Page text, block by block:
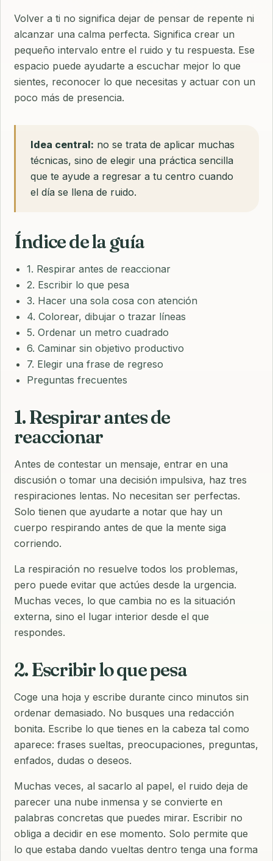
Volver a ti no significa dejar de pensar de repente ni
alcanzar una calma perfecta. Significa crear un
pequeño intervalo entre el ruido y tu respuesta. Ese
espacio puede ayudarte a escuchar mejor lo que
sientes, reconocer lo que necesitas y actuar con un
poco más de presencia.
Idea central: no se trata de aplicar muchas
técnicas, sino de elegir una práctica sencilla
que te ayude a regresar a tu centro cuando
el día se llena de ruido.
Índice de la guía
1. Respirar antes de reaccionar
2. Escribir lo que pesa
3. Hacer una sola cosa con atención
4. Colorear, dibujar o trazar líneas
5. Ordenar un metro cuadrado
6. Caminar sin objetivo productivo
7. Elegir una frase de regreso
Preguntas frecuentes
1. Respirar antes de
reaccionar
Antes de contestar un mensaje, entrar en una
discusión o tomar una decisión impulsiva, haz tres
respiraciones lentas. No necesitan ser perfectas.
Solo tienen que ayudarte a notar que hay un
cuerpo respirando antes de que la mente siga
corriendo.
La respiración no resuelve todos los problemas,
pero puede evitar que actúes desde la urgencia.
Muchas veces, lo que cambia no es la situación
externa, sino el lugar interior desde el que
respondes.
2. Escribir lo que pesa
Coge una hoja y escribe durante cinco minutos sin
ordenar demasiado. No busques una redacción
bonita. Escribe lo que tienes en la cabeza tal como
aparece: frases sueltas, preocupaciones, preguntas,
enfados, dudas o deseos.
Muchas veces, al sacarlo al papel, el ruido deja de
parecer una nube inmensa y se convierte en
palabras concretas que puedes mirar. Escribir no
obliga a decidir en ese momento. Solo permite que
lo que estaba dando vueltas dentro tenga una forma